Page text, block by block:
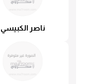
ناصر الكبيسي